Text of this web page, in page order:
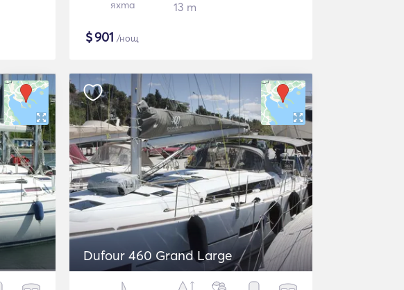
яхта
13 m
$901 /нощ
Dufour 460 Grand Large